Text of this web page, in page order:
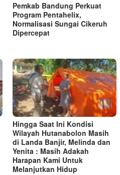
Pemkab Bandung Perkuat
Program Pentahelix,
Normalisasi Sungai Cikeruh
Dipercepat
Hingga Saat Ini Kondisi
Wilayah Hutanabolon Masih
di Landa Banjir, Melinda dan
Yenita : Masih Adakah
Harapan Kami Untuk
Melanjutkan Hidup